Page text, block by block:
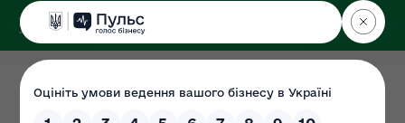
ДЕРЖЕКОІНСПЕКЦІЯ
Поліського округу
Підсумки роботи із запитами